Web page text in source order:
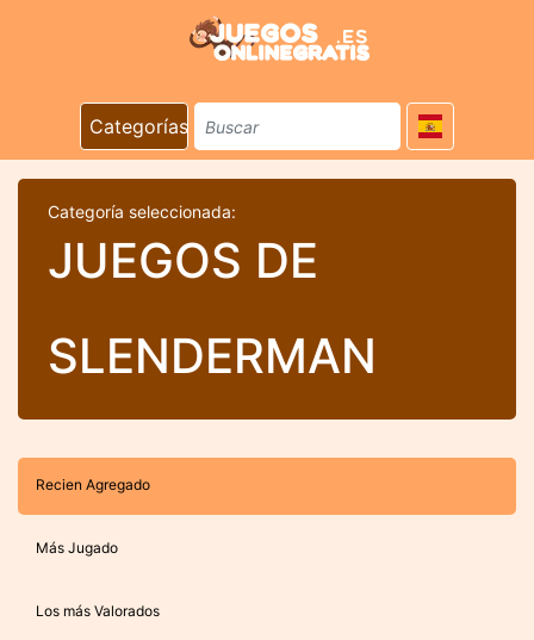
Categorías
Categoría seleccionada:
JUEGOS DE
SLENDERMAN
Recien Agregado
Más Jugado
Los más Valorados